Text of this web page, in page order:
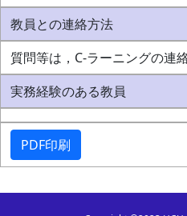
教員との連絡方法
質問等は，C-ラーニングの連
実務経験のある教員
PDF印刷